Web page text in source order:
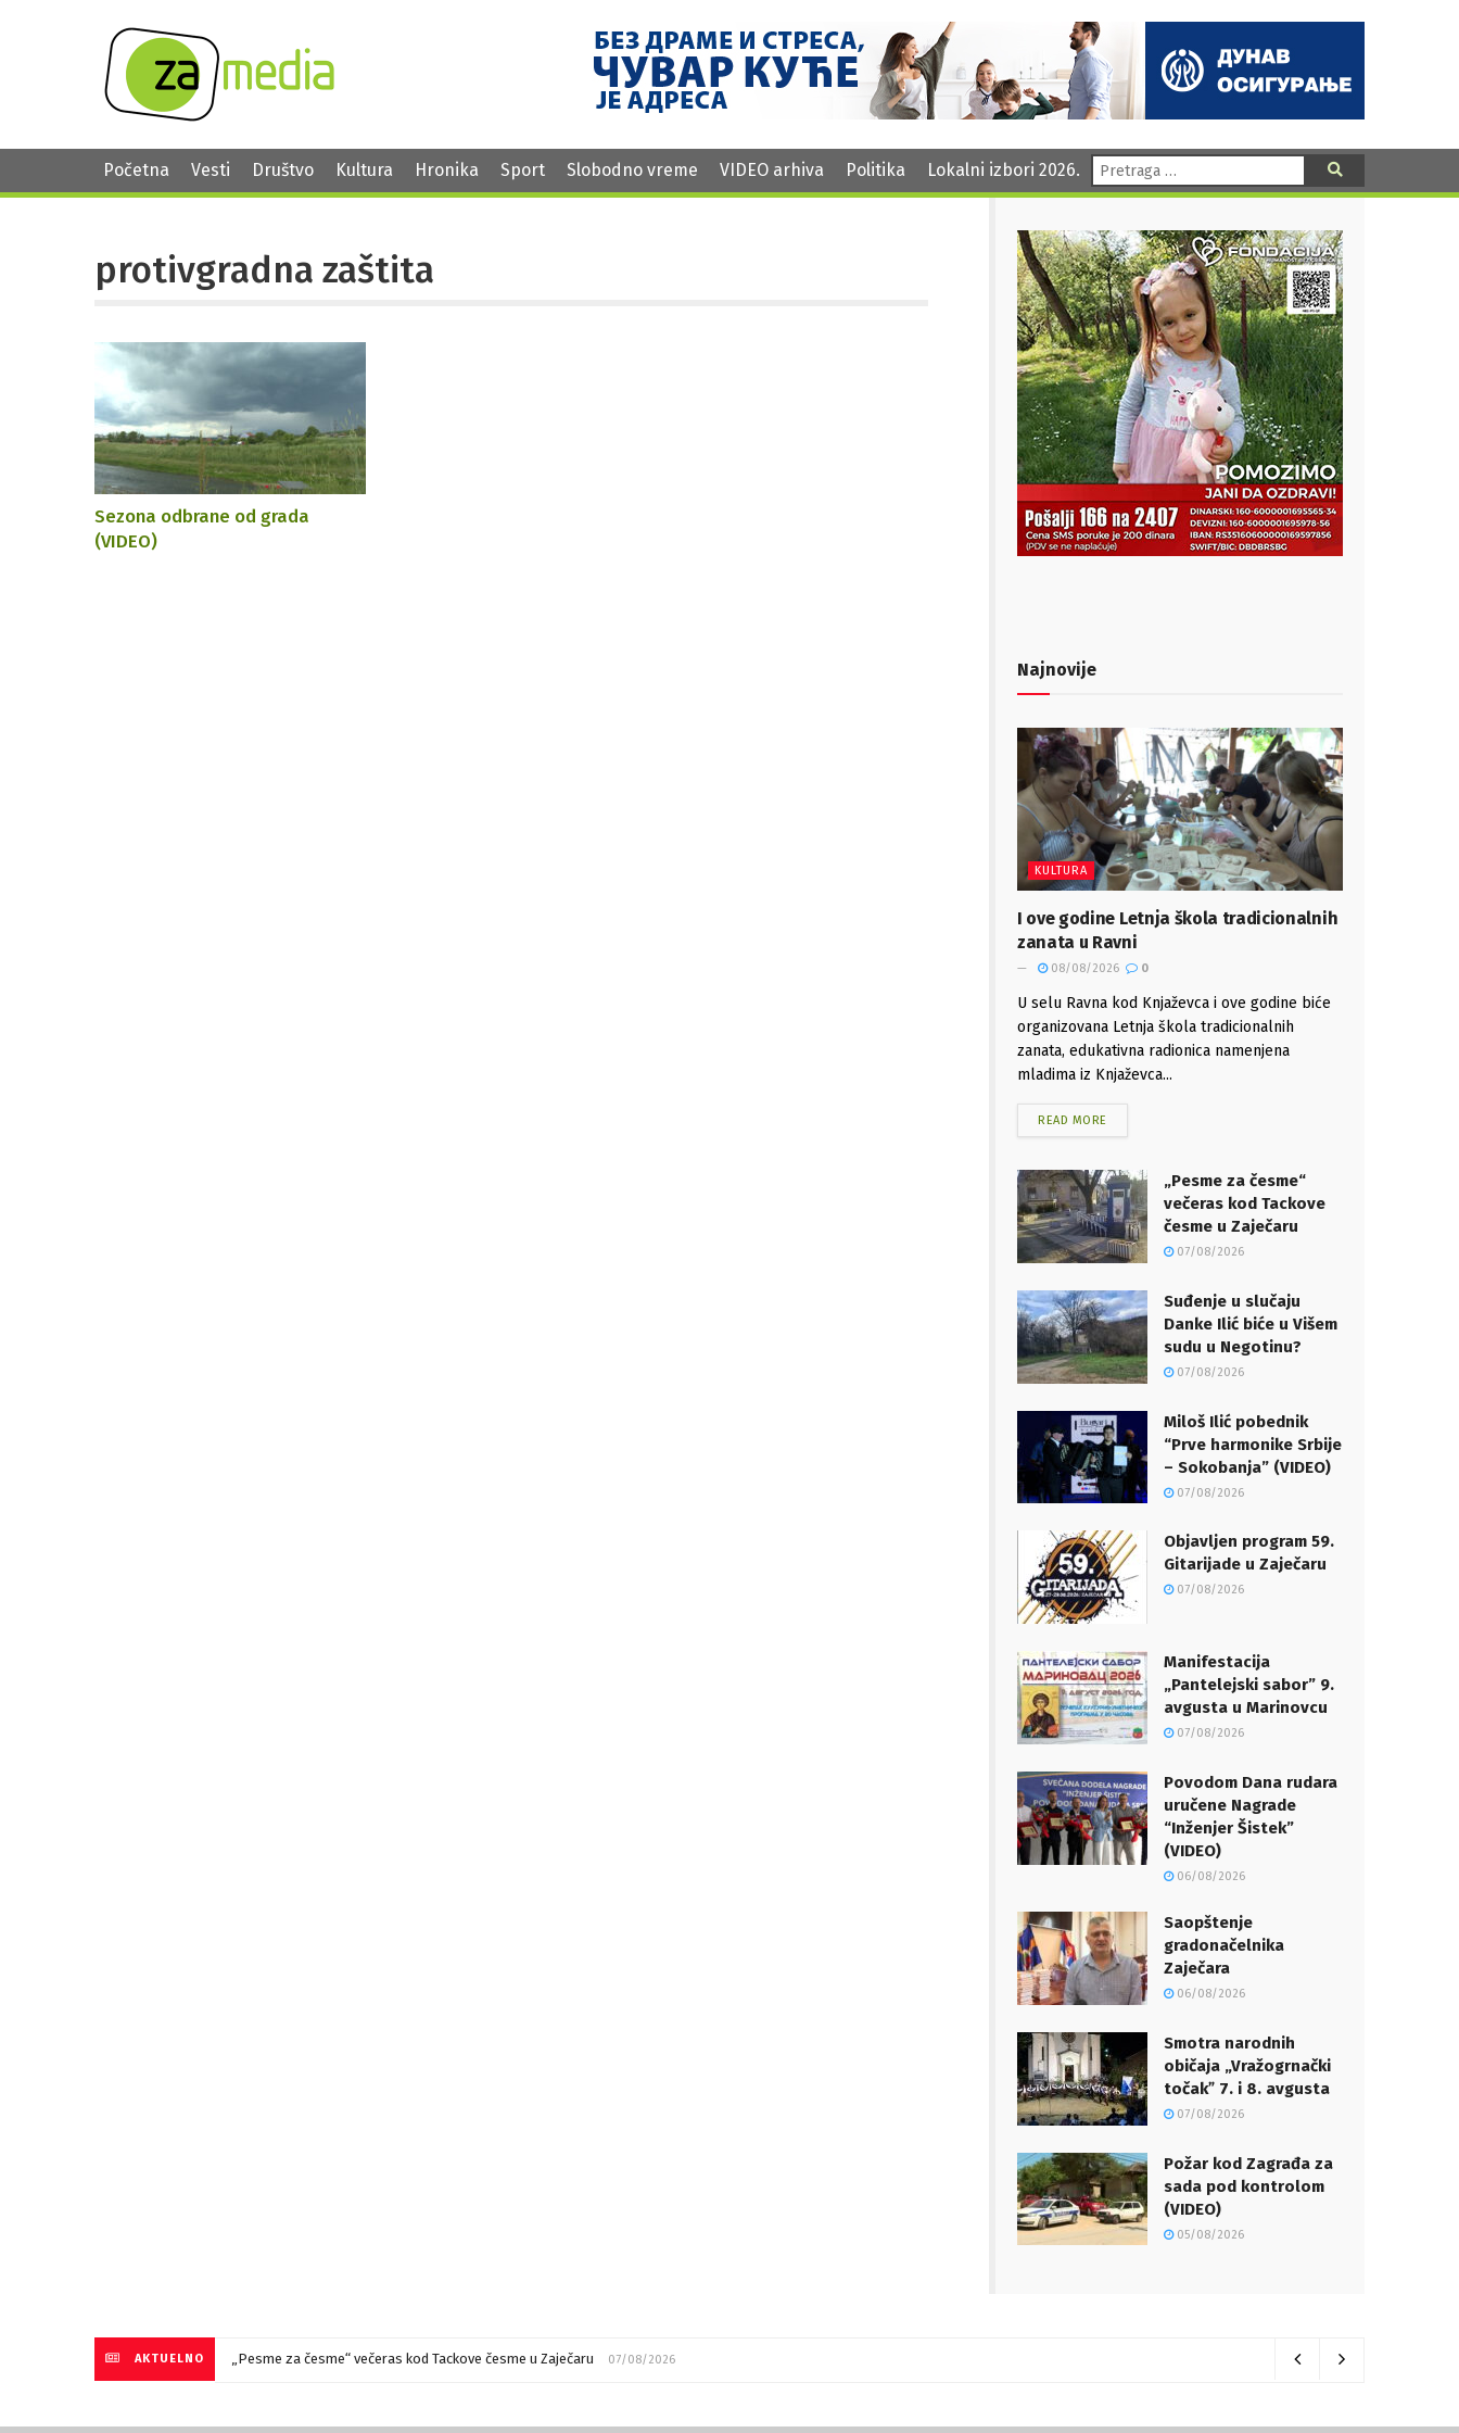
Početna Vesti Društvo Kultura Hronika Sport Slobodno vreme VIDEO arhiva Politika Lokalni izbori 2026. Pretraga:
protivgradna zaštita
Sezona odbrane od grada
(VIDEO)
Najnovije
KULTURA
I ove godine Letnja škola tradicionalnih
zanata u Ravni
08/08/2026 0
U selu Ravna kod Knjaževca i ove godine biće
organizovana Letnja škola tradicionalnih
zanata, edukativna radionica namenjena
mladima iz Knjaževca...
READ MORE
„Pesme za česme“
večeras kod Tackove
česme u Zaječaru
07/08/2026
Suđenje u slučaju
Danke Ilić biće u Višem
sudu u Negotinu?
07/08/2026
Miloš Ilić pobednik
“Prve harmonike Srbije
– Sokobanja” (VIDEO)
07/08/2026
Objavljen program 59.
Gitarijade u Zaječaru
07/08/2026
Manifestacija
„Pantelejski sabor” 9.
avgusta u Marinovcu
07/08/2026
Povodom Dana rudara
uručene Nagrade
“Inženjer Šistek”
(VIDEO)
06/08/2026
Saopštenje
gradonačelnika
Zaječara
06/08/2026
Smotra narodnih
običaja „Vražogrnački
točakˮ 7. i 8. avgusta
07/08/2026
Požar kod Zagrađa za
sada pod kontrolom
(VIDEO)
05/08/2026
AKTUELNO „Pesme za česme“ večeras kod Tackove česme u Zaječaru 07/08/2026